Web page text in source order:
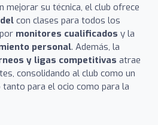
mejorar su técnica, el club ofrece
con clases para todos los
monitores cualificados y la
personal. Además, la
y ligas competitivas atrae
consolidando al club como un
para el ocio como para la